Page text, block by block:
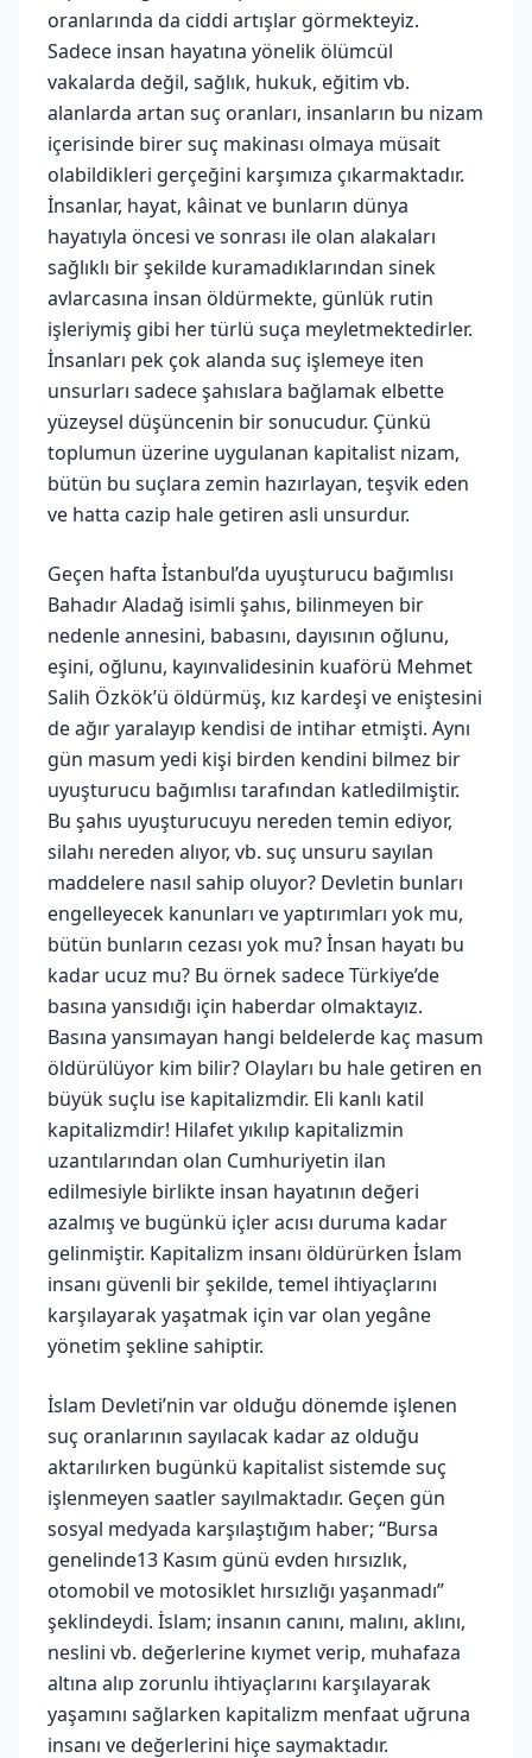
oranlarında da ciddi artışlar görmekteyiz.
Sadece insan hayatına yönelik ölümcül
vakalarda değil, sağlık, hukuk, eğitim vb.
alanlarda artan suç oranları, insanların bu nizam
içerisinde birer suç makinası olmaya müsait
olabildikleri gerçeğini karşımıza çıkarmaktadır.
İnsanlar, hayat, kâinat ve bunların dünya
hayatıyla öncesi ve sonrası ile olan alakaları
sağlıklı bir şekilde kuramadıklarından sinek
avlarcasına insan öldürmekte, günlük rutin
işleriymiş gibi her türlü suça meyletmektedirler.
İnsanları pek çok alanda suç işlemeye iten
unsurları sadece şahıslara bağlamak elbette
yüzeysel düşüncenin bir sonucudur. Çünkü
toplumun üzerine uygulanan kapitalist nizam,
bütün bu suçlara zemin hazırlayan, teşvik eden
ve hatta cazip hale getiren asli unsurdur.
Geçen hafta İstanbul’da uyuşturucu bağımlısı
Bahadır Aladağ isimli şahıs, bilinmeyen bir
nedenle annesini, babasını, dayısının oğlunu,
eşini, oğlunu, kayınvalidesinin kuaförü Mehmet
Salih Özkök’ü öldürmüş, kız kardeşi ve eniştesini
de ağır yaralayıp kendisi de intihar etmişti. Aynı
gün masum yedi kişi birden kendini bilmez bir
uyuşturucu bağımlısı tarafından katledilmiştir.
Bu şahıs uyuşturucuyu nereden temin ediyor,
silahı nereden alıyor, vb. suç unsuru sayılan
maddelere nasıl sahip oluyor? Devletin bunları
engelleyecek kanunları ve yaptırımları yok mu,
bütün bunların cezası yok mu? İnsan hayatı bu
kadar ucuz mu? Bu örnek sadece Türkiye’de
basına yansıdığı için haberdar olmaktayız.
Basına yansımayan hangi beldelerde kaç masum
öldürülüyor kim bilir? Olayları bu hale getiren en
büyük suçlu ise kapitalizmdir. Eli kanlı katil
kapitalizmdir! Hilafet yıkılıp kapitalizmin
uzantılarından olan Cumhuriyetin ilan
edilmesiyle birlikte insan hayatının değeri
azalmış ve bugünkü içler acısı duruma kadar
gelinmiştir. Kapitalizm insanı öldürürken İslam
insanı güvenli bir şekilde, temel ihtiyaçlarını
karşılayarak yaşatmak için var olan yegâne
yönetim şekline sahiptir.
İslam Devleti’nin var olduğu dönemde işlenen
suç oranlarının sayılacak kadar az olduğu
aktarılırken bugünkü kapitalist sistemde suç
işlenmeyen saatler sayılmaktadır. Geçen gün
sosyal medyada karşılaştığım haber; “Bursa
genelinde13 Kasım günü evden hırsızlık,
otomobil ve motosiklet hırsızlığı yaşanmadı”
şeklindeydi. İslam; insanın canını, malını, aklını,
neslini vb. değerlerine kıymet verip, muhafaza
altına alıp zorunlu ihtiyaçlarını karşılayarak
yaşamını sağlarken kapitalizm menfaat uğruna
insanı ve değerlerini hiçe saymaktadır.